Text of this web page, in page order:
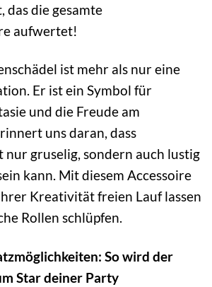
das die gesamte
aufwertet!
ist mehr als nur eine
Er ist ein Symbol für
und die Freude am
uns daran, dass
nur gruselig, sondern auch lustig
kann. Mit diesem Accessoire
Kreativität freien Lauf lassen
Rollen schlüpfen.
So wird der
Star deiner Party